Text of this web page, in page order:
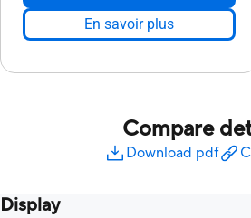
En savoir plus
Compare
Download pdf
Display